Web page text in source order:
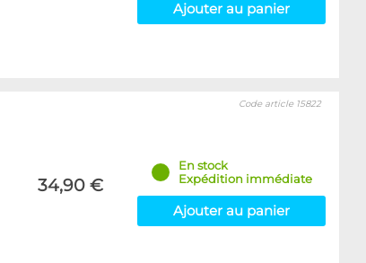
Ajouter au panier
34,90 €
Code article 15822
En stock
Expédition immédiate
Ajouter au panier